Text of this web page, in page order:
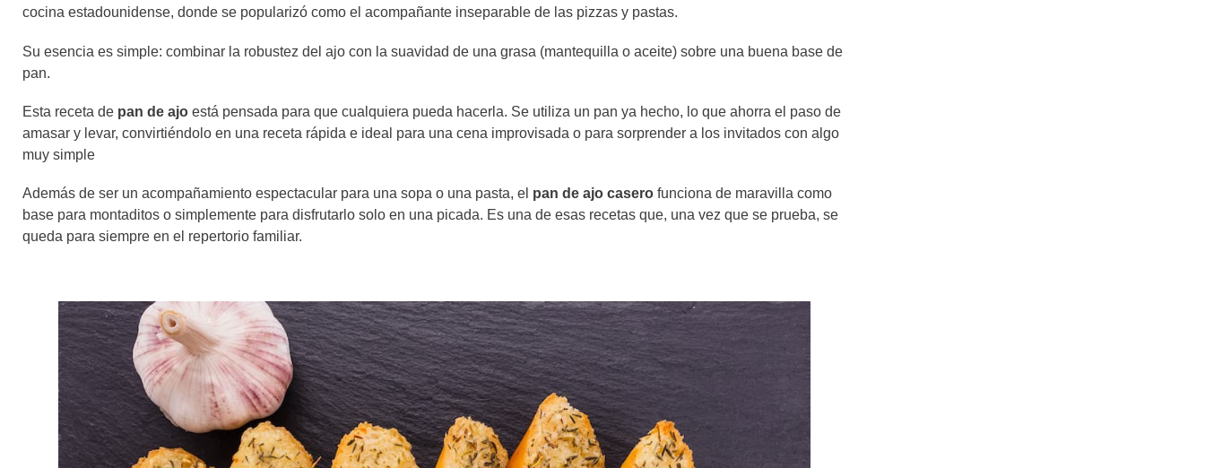
cocina estadounidense, donde se popularizó como el acompañante inseparable de las pizzas y pastas.
Su esencia es simple: combinar la robustez del ajo con la suavidad de una grasa (mantequilla o aceite) sobre una buena base de
pan.
Esta receta de pan de ajo está pensada para que cualquiera pueda hacerla. Se utiliza un pan ya hecho, lo que ahorra el paso de
amasar y levar, convirtiéndolo en una receta rápida e ideal para una cena improvisada o para sorprender a los invitados con algo
muy simple
Además de ser un acompañamiento espectacular para una sopa o una pasta, el pan de ajo casero funciona de maravilla como
base para montaditos o simplemente para disfrutarlo solo en una picada. Es una de esas recetas que, una vez que se prueba, se
queda para siempre en el repertorio familiar.